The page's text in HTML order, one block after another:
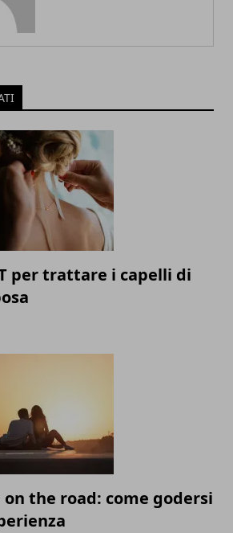
per trattare i capelli di
the road: come godersi